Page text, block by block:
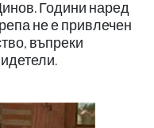
Години наред
не е привлечен
въпреки